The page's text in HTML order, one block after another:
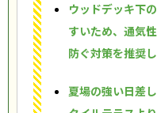
ウッドデッキ下
すいため、通気
防ぐ対策を推奨し
夏場の強い日差